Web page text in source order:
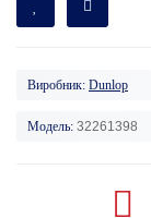
Виробник: Dunlop
Модель: 32261398